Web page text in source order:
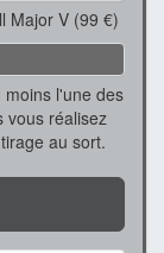
Major V (99 €)
l'une des
vous réalisez
au sort.